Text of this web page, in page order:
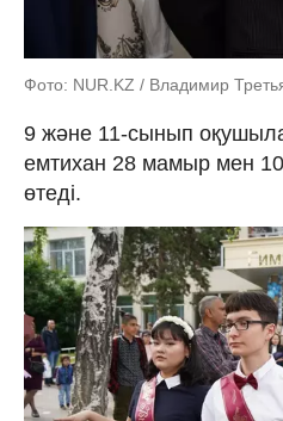
Фото: NUR.KZ / Владимир
9 және 11-сынып
емтихан 28 мамыр мен
өтеді.